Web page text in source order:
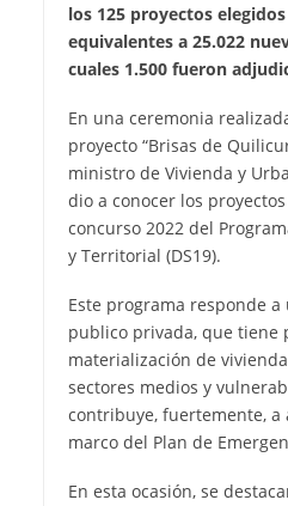
los 125 proyectos
equivalentes a 25.022
cuales 1.500 fueron
En una ceremonia
proyecto “Brisas de
ministro de Vivienda y
dio a conocer los
concurso 2022 del
y Territorial (DS19).
Este programa responde
publico privada, que tiene
materialización de
sectores medios y
contribuye, fuertemente,
marco del Plan de
En esta ocasión, se